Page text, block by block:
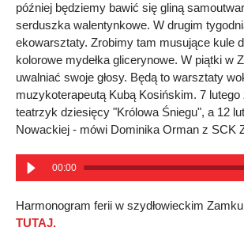
później będziemy bawić się gliną
serduszka walentynkowe. W drugim
ekowarsztaty. Zrobimy tam musujące kule
kolorowe mydełka glicerynowe. W piątki w
uwalniać swoje głosy. Będą to warsztaty
muzykoterapeutą Kubą Kosińskim. 7
teatrzyk dziesięcy "Królowa Śniegu", a 12
Nowackiej - mówi Dominika Orman z SCK
00:00
Harmonogram ferii w szydłowieckim
TUTAJ.